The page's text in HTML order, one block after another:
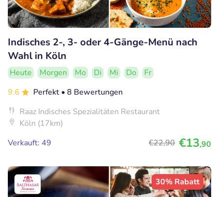
Indisches 2-, 3- oder 4-Gänge-Menü nach
Wahl in Köln
Heute Morgen Mo Di Mi Do
Fr
9.6
Perfekt • 8 Bewertungen
Raaz Indisches Spezialitäten Restaurant
Köln (17km)
Verkauft: 49
€22,90 €13,90
30% Rabatt